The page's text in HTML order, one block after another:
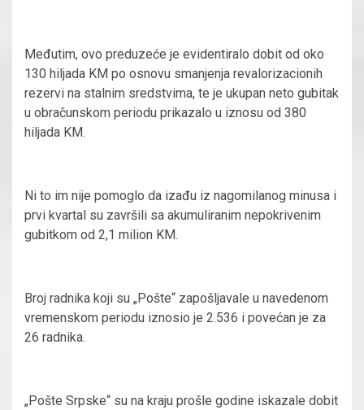
Međutim, ovo preduzeće je evidentiralo dobit od oko
130 hiljada KM po osnovu smanjenja revalorizacionih
rezervi na stalnim sredstvima, te je ukupan neto gubitak
u obračunskom periodu prikazalo u iznosu od 380
hiljada KM.
Ni to im nije pomoglo da izađu iz nagomilanog minusa i
prvi kvartal su završili sa akumuliranim nepokrivenim
gubitkom od 2,1 milion KM.
Broj radnika koji su „Pošte“ zapošljavale u navedenom
vremenskom periodu iznosio je 2.536 i povećan je za
26 radnika.
„Pošte Srpske“ su na kraju prošle godine iskazale dobit